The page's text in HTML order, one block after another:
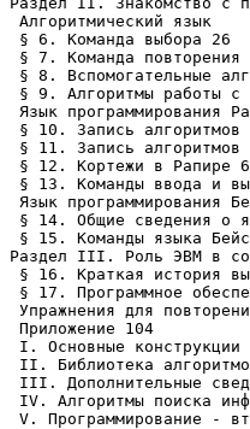
Алгоритмический язык
§ 6. Команда выбора 26
§ 7. Команда повторения
§ 8. Вспомогательные
§ 9. Алгоритмы работы с
Язык программирования
§ 10. Запись алгоритмов
§ 11. Запись алгоритмов
§ 12. Кортежи в Рапире
§ 13. Команды ввода и
Язык программирования
§ 14. Общие сведения о
§ 15. Команды языка
Раздел III. Роль ЭВМ в
§ 16. Краткая история
§ 17. Программное
Упражнения для
Приложение 104
I. Основные конструкции
II. Библиотека
III. Дополнительные
IV. Алгоритмы поиска
V. Программирование -